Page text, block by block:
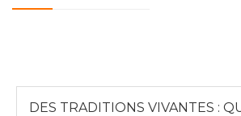
DES TRADITIONS VIVANTES :